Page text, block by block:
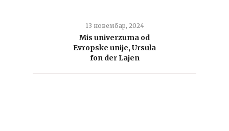
13 новембар, 2024
Mis univerzuma od
Evropske unije, Ursula
fon der Lajen